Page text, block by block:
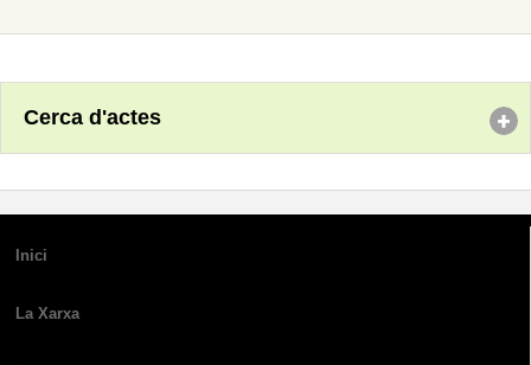
Cerca d'actes
Inici
La Xarxa